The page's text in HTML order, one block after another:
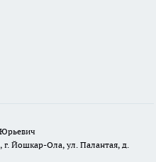
г. Йошкар-Ола, ул. Палантая, д.